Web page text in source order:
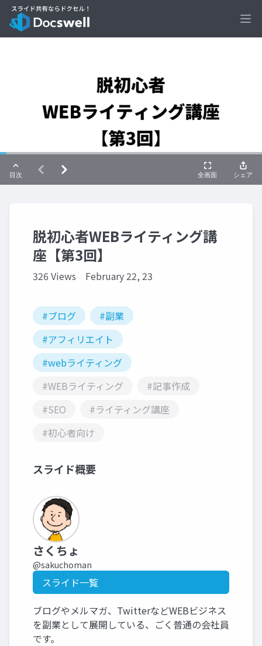
脱初心者WEBライティング講
座【第3回】
326 Views February 22, 23
#ブログ
#副業
#アフィリエイト
#webライティング
#WEBライティング
#記事作成
#SEO
#ライティング講座
#初心者向け
スライド概要
さくちょ
@sakuchoman
スライド一覧
ブログやメルマガ、TwitterなどWEBビジネス
を副業として展開している、ごく普通の会社員
です。